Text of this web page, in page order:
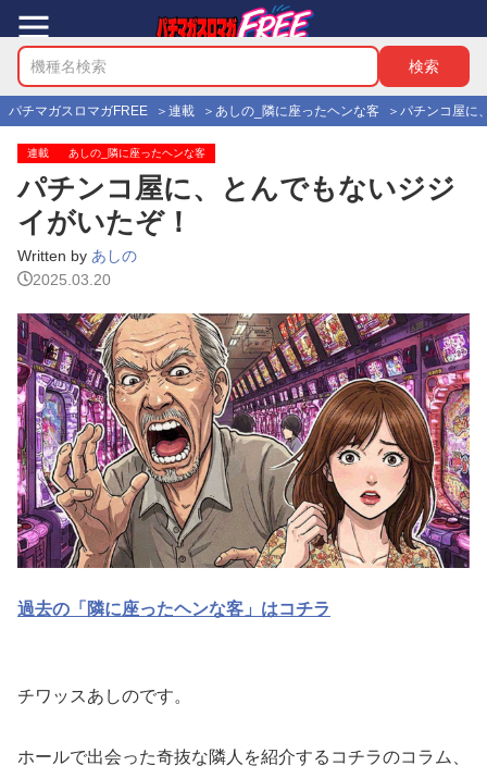
パチマガスロマガFREE 連載 あしの_隣に座ったヘンな客 パチンコ屋に
連載 あしの_隣に座ったヘンな客
パチンコ屋に、とんでもないジジ
イがいたぞ！
Written by あしの
2025.03.20
過去の「隣に座ったヘンな客」はコチラ
チワッスあしのです。
ホールで出会った奇抜な隣人を紹介するコチラのコラム、